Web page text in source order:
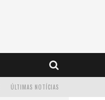
ÚLTIMAS NOTÍCIAS